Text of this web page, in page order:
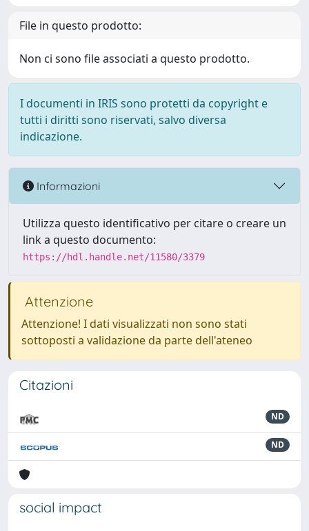
File in questo prodotto:
Non ci sono file associati a questo prodotto.
I documenti in IRIS sono protetti da copyright e
tutti i diritti sono riservati, salvo diversa
indicazione.
Informazioni
Utilizza questo identificativo per citare o creare un
link a questo documento:
https://hdl.handle.net/11580/3379
Attenzione
Attenzione! I dati visualizzati non sono stati
sottoposti a validazione da parte dell'ateneo
Citazioni
ND
ND
social impact